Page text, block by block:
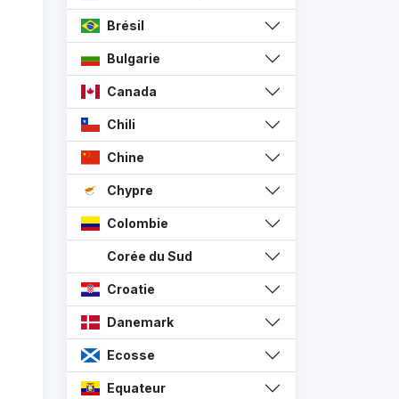
Brésil
Bulgarie
Canada
Chili
Chine
Chypre
Colombie
Corée du Sud
Croatie
Danemark
Ecosse
Equateur